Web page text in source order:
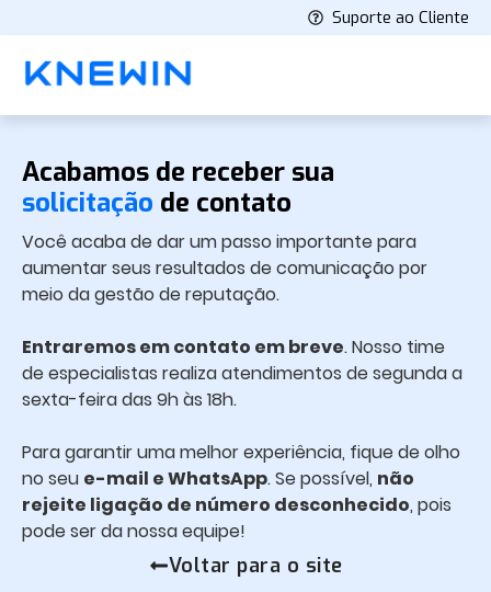
Suporte ao Cliente
Acabamos de receber sua
solicitação de contato
Você acaba de dar um passo importante para
aumentar seus resultados de comunicação por
meio da gestão de reputação.
Entraremos em contato em breve. Nosso time
de especialistas realiza atendimentos de segunda a
sexta-feira das 9h às 18h.
Para garantir uma melhor experiência, fique de olho
no seu e-mail e WhatsApp. Se possível, não
rejeite ligação de número desconhecido, pois
pode ser da nossa equipe!
Voltar para o site